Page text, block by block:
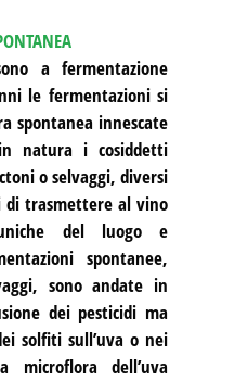
a fermentazione
le fermentazioni si
spontanea innescate
natura i cosiddetti
o selvaggi, diversi
di trasmettere al vino
del luogo e
spontanee,
sono andate in
dei pesticidi ma
solfiti sull’uva o nei
microflora dell’uva